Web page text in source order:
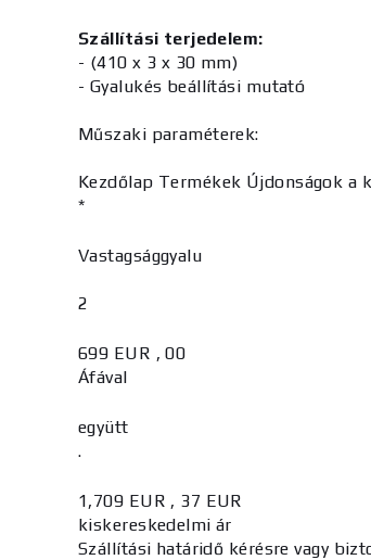
Szállítási terjedelem:
- (410 x 3 x 30 mm)
- Gyalukés beállítási mutató
Műszaki paraméterek:
Kezdőlap Termékek Újdonságok a
*
Vastagsággyalu
2
699 EUR , 00
Áfával
együtt
.
1,709 EUR , 37 EUR
kiskereskedelmi ár
Szállítási határidő kérésre vagy